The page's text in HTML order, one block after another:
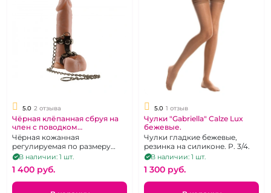
5.0 2 отзыва
Чёрная клёпанная сбруя на
член с поводком
"ИнтимХаус"
Чёрная кожанная
регулируемая по размеру
сбруя на член, с цепью-
поводком в комплекте.
В наличии: 1 шт.
1 400 pуб.
5.0 1 отзыв
Чулки "Gabriella" Calze Lux
бежевые.
Чулки гладкие бежевые,
резинка на силиконе. Р. 3/4.
В наличии: 1 шт.
1 300 pуб.